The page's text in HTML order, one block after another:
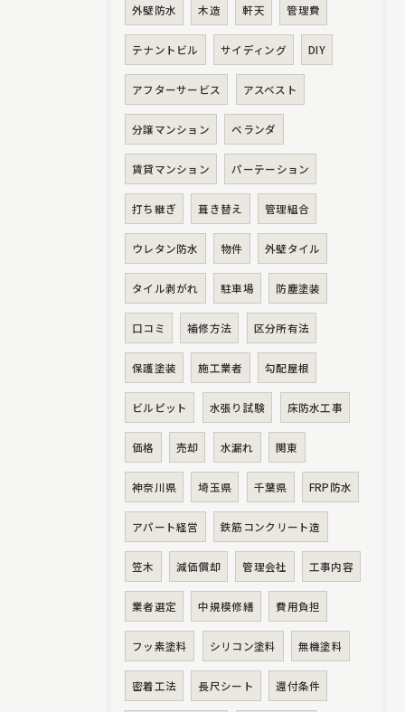
外壁防水 木造 軒天 管理費
テナントビル サイディング DIY
アフターサービス アスベスト
分譲マンション ベランダ
賃貸マンション パーテーション
打ち継ぎ 葺き替え 管理組合
ウレタン防水 物件 外壁タイル
タイル剥がれ 駐車場 防塵塗装
口コミ 補修方法 区分所有法
保護塗装 施工業者 勾配屋根
ビルピット 水張り試験 床防水工事
価格 売却 水漏れ 関東
神奈川県 埼玉県 千葉県 FRP防水
アパート経営 鉄筋コンクリート造
笠木 減価償却 管理会社 工事内容
業者選定 中規模修繕 費用負担
フッ素塗料 シリコン塗料 無機塗料
密着工法 長尺シート 還付条件